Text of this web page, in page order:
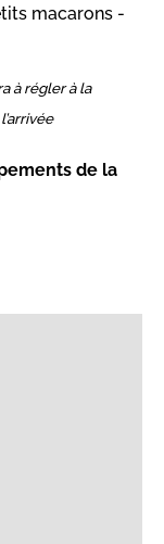
macarons -
à régler à la
de la